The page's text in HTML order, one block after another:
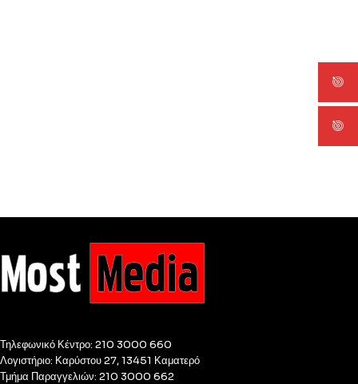
Τηλεφωνικό Κέντρο: 210 3000 660
Λογιστήριο: Καρύστου 27, 13451 Καματερό
Τμήμα Παραγγελιών: 210 3000 662